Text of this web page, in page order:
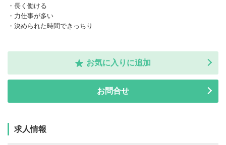
・長く働ける
・力仕事が多い
・決められた時間できっちり
お気に入りに追加
お問合せ
求人情報